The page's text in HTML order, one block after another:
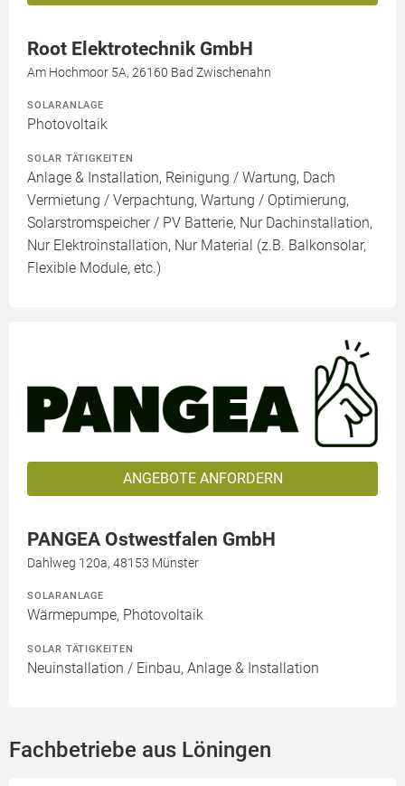
Root Elektrotechnik GmbH
Am Hochmoor 5A, 26160 Bad Zwischenahn
SOLARANLAGE
Photovoltaik
SOLAR TÄTIGKEITEN
Anlage & Installation, Reinigung / Wartung, Dach
Vermietung / Verpachtung, Wartung / Optimierung,
Solarstromspeicher / PV Batterie, Nur Dachinstallation,
Nur Elektroinstallation, Nur Material (z.B. Balkonsolar,
Flexible Module, etc.)
ANGEBOTE ANFORDERN
PANGEA Ostwestfalen GmbH
Dahlweg 120a, 48153 Münster
SOLARANLAGE
Wärmepumpe, Photovoltaik
SOLAR TÄTIGKEITEN
Neuinstallation / Einbau, Anlage & Installation
Fachbetriebe aus Löningen